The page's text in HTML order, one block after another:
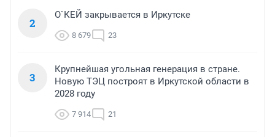
2
О`КЕЙ закрывается в Иркутске
8 679 23
3
Крупнейшая угольная генерация в стране.
Новую ТЭЦ построят в Иркутской области в
2028 году
7 914 21